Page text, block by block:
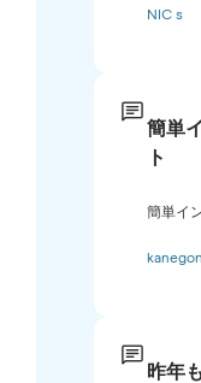
NIC s
簡単
ト
簡単イ
kanegon
昨年